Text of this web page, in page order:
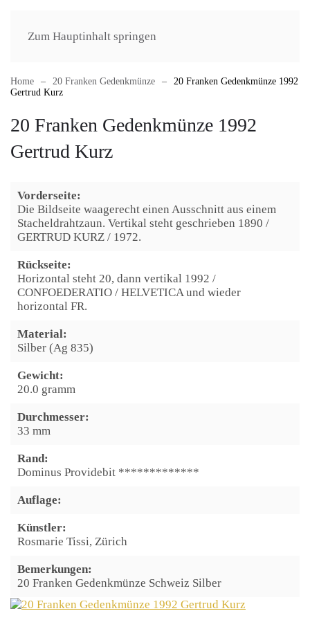
Zum Hauptinhalt springen
Home 20 Franken Gedenkmünze
20 Franken Gedenkmünze 1992
Gertrud Kurz
20 Franken Gedenkmünze 1992
Gertrud Kurz
Vorderseite:
Die Bildseite waagerecht einen Ausschnitt aus einem
Stacheldrahtzaun. Vertikal steht geschrieben 1890 /
GERTRUD KURZ / 1972.
Rückseite:
Horizontal steht 20, dann vertikal 1992 /
CONFOEDERATIO / HELVETICA und wieder
horizontal FR.
Material:
Silber (Ag 835)
Gewicht:
20.0 gramm
Durchmesser:
33 mm
Rand:
Dominus Providebit *************
Auflage:
Künstler:
Rosmarie Tissi, Zürich
Bemerkungen:
20 Franken Gedenkmünze Schweiz Silber